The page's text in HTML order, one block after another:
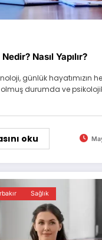
Nasıl Yapılır?
günlük hayatımızın
durumda ve
oku
Sağlık